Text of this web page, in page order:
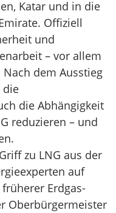
Katar und in die
Offiziell
und
– vor allem
Nach dem Ausstieg
die
die Abhängigkeit
reduzieren – und
zu LNG aus der
auf
Erdgas-
Oberbürgermeister